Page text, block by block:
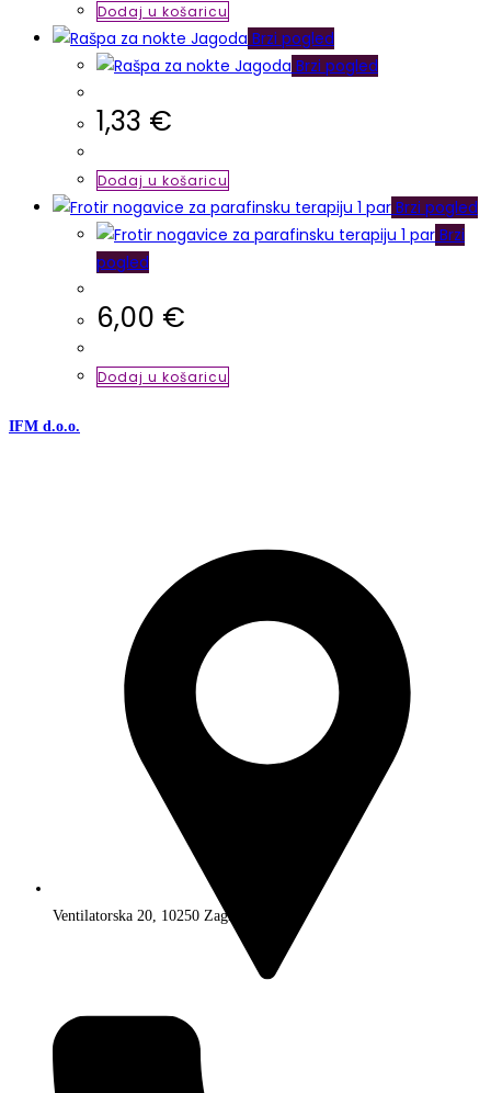
Dodaj u košaricu
Brzi pogled
Brzi pogled
1,33 €
Dodaj u košaricu
Brzi pogled
Brzi
pogled
6,00 €
Dodaj u košaricu
IFM d.o.o.
Ventilatorska 20, 10250 Zagreb